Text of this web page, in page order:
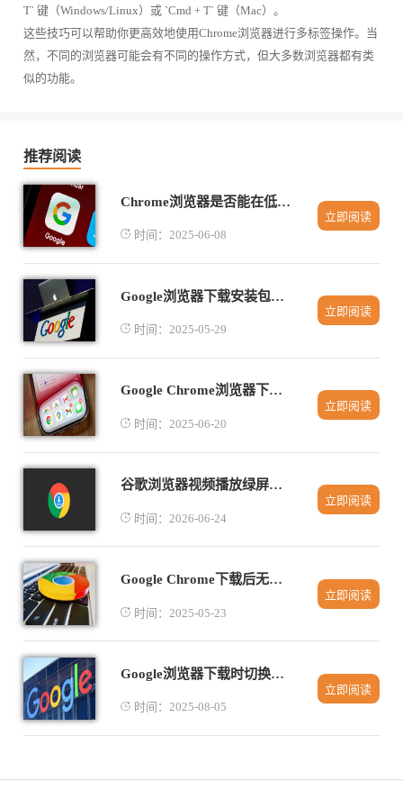
T` 键（Windows/Linux）或 `Cmd + T` 键（Mac）。
这些技巧可以帮助你更高效地使用Chrome浏览器进行多标签操作。当
然，不同的浏览器可能会有不同的操作方式，但大多数浏览器都有类
似的功能。
推荐阅读
Chrome浏览器是否能在低带宽网络下保持稳定访问体验
时间：2025-06-08
立即阅读
Google浏览器下载安装包系统环境配置指导
时间：2025-05-29
立即阅读
Google Chrome浏览器下载后界面空白怎么处理
时间：2025-06-20
立即阅读
谷歌浏览器视频播放绿屏故障排查与快速修复教程
时间：2026-06-24
立即阅读
Google Chrome下载后无反应可能的系统限制
时间：2025-05-23
立即阅读
Google浏览器下载时切换网络是否会中断任务
时间：2025-08-05
立即阅读